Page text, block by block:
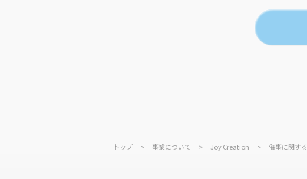
て定めた個人情報の利用目的の
供をいたしません。またその行動
3.個人情報保護のための安
トップ > 事業について > Joy Creation > 催事に関す